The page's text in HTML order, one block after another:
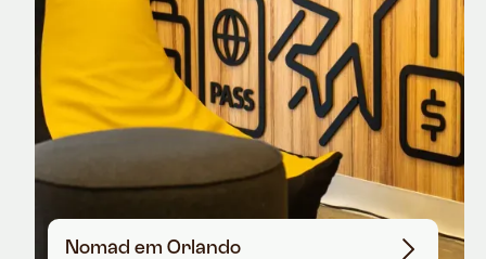
Nomad em Orlando